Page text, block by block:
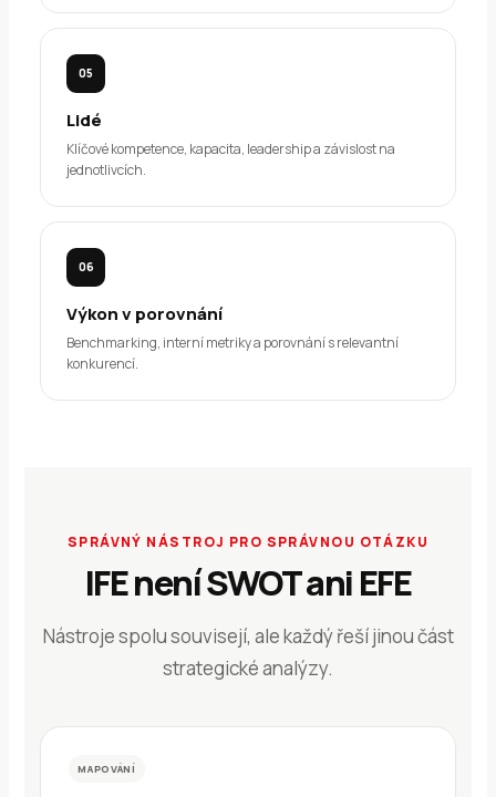
05
Lidé
Klíčové kompetence, kapacita, leadership a závislost na
jednotlivcích.
06
Výkon v porovnání
Benchmarking, interní metriky a porovnání s relevantní
konkurencí.
SPRÁVNÝ NÁSTROJ PRO SPRÁVNOU OTÁZKU
IFE není SWOT ani EFE
Nástroje spolu souvisejí, ale každý řeší jinou část
strategické analýzy.
MAPOVÁNÍ